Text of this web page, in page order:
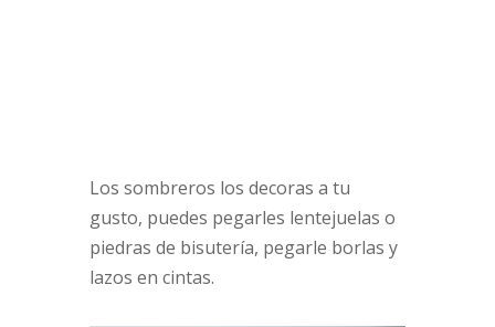
Los sombreros los decoras a tu
gusto, puedes pegarles lentejuelas o
piedras de bisutería, pegarle borlas y
lazos en cintas.